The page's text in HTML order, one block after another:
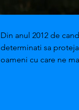
Din anul 2012 de
determinati sa
oameni cu care ne